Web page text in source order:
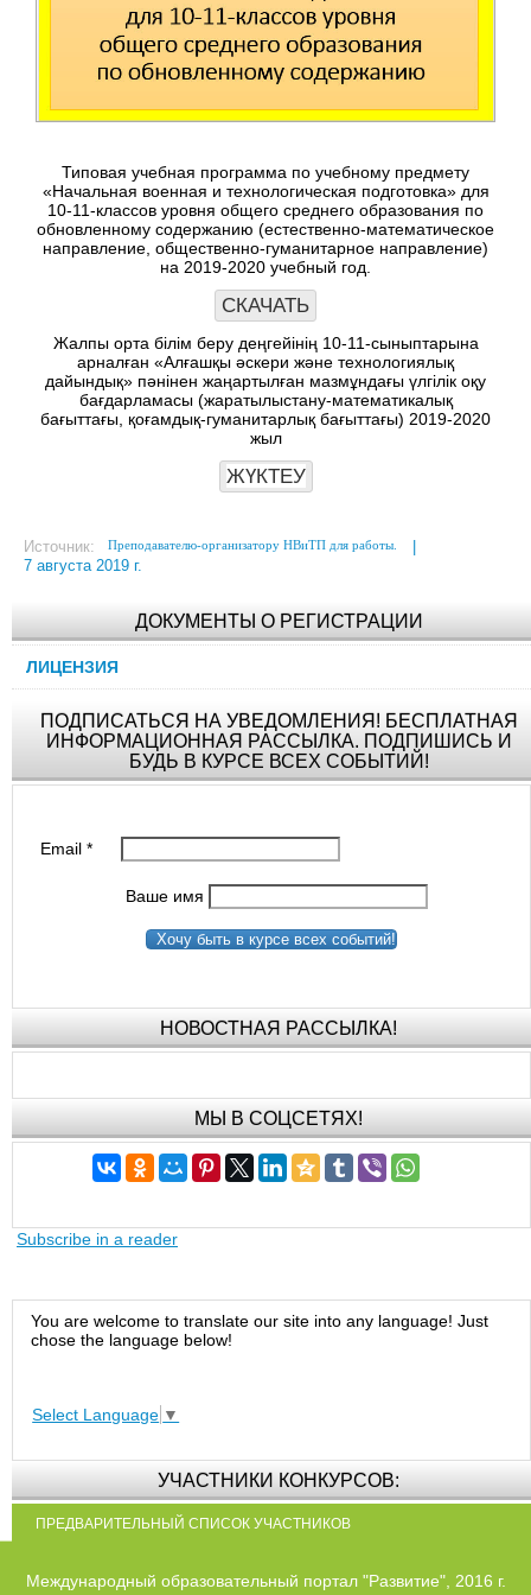
Типовая учебная программа по учебному предмету
«Начальная военная и технологическая подготовка» для
10-11-классов уровня общего среднего образования по
обновленному содержанию (естественно-математическое
направление, общественно-гуманитарное направление)
на 2019-2020 учебный год.
СКАЧАТЬ
Жалпы орта білім беру деңгейінің 10-11-сыныптарына
арналған «Алғашқы әскери және технологиялық
дайындық» пәнінен жаңартылған мазмұндағы үлгілік оқу
бағдарламасы (жаратылыстану-математикалық
бағыттағы, қоғамдық-гуманитарлық бағыттағы) 2019-2020
жыл
ЖҮКТЕУ
Источник: Преподавателю-организатору НВиТП для работы.
7 августа 2019 г.
ДОКУМЕНТЫ О РЕГИСТРАЦИИ
ЛИЦЕНЗИЯ
ПОДПИСАТЬСЯ НА УВЕДОМЛЕНИЯ! БЕСПЛАТНАЯ
ИНФОРМАЦИОННАЯ РАССЫЛКА. ПОДПИШИСЬ И
БУДЬ В КУРСЕ ВСЕХ СОБЫТИЙ!
Email*
Ваше имя
Хочу быть в курсе всех событий!
НОВОСТНАЯ РАССЫЛКА!
МЫ В СОЦСЕТЯХ!
Subscribe in a reader
You are welcome to translate our site into any language! Just
chose the language below!
Select Language ▼
УЧАСТНИКИ КОНКУРСОВ:
ПРЕДВАРИТЕЛЬНЫЙ СПИСОК УЧАСТНИКОВ
Международный образовательный портал "Развитие", 2016 г.